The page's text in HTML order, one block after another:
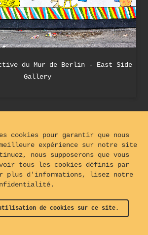
du Mur de Berlin - East Side
Gallery
cookies pour garantir que nous
expérience sur notre site
nous supposerons que vous
tous les cookies définis par
plus d'informations, lisez notre
de cookies sur ce site.